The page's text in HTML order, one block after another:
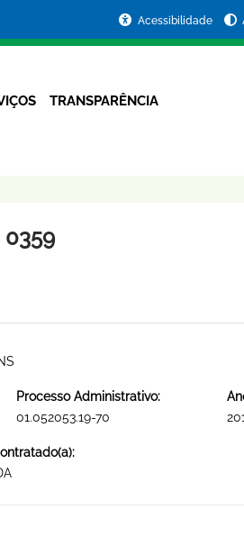
Acessibilidade
TRANSPARÊNCIA
0359
Processo Administrativo:
01.052053.19-70